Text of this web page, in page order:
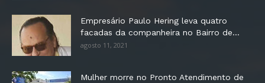
Empresário Paulo Hering leva quatro
facadas da companheira no Bairro de...
agosto 11, 2021
Mulher morre no Pronto Atendimento de